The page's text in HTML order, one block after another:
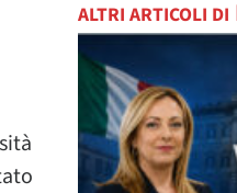
ALTRI ARTICOLI DI